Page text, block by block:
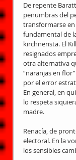
De repente
penumbras del
transformarse
fundamental de
kirchnerista. El
resignados
otra alternativa
“naranjas en
por el error
En general, en
lo respeta
madre.
Renacía, de
electoral. En la
los sensibles